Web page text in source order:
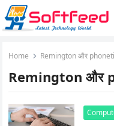
Home Remington और
Remington और